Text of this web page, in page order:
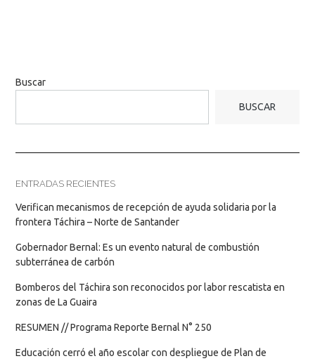
Buscar
BUSCAR
ENTRADAS RECIENTES
Verifican mecanismos de recepción de ayuda solidaria por la
frontera Táchira – Norte de Santander
Gobernador Bernal: Es un evento natural de combustión
subterránea de carbón
Bomberos del Táchira son reconocidos por labor rescatista en
zonas de La Guaira
RESUMEN // Programa Reporte Bernal N° 250
Educación cerró el año escolar con despliegue de Plan de